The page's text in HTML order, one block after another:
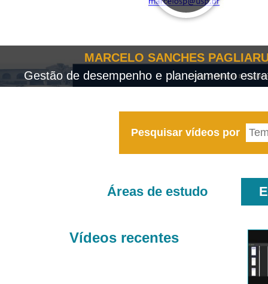
MARCELO SANCHES
Gestão de desempenho e planejamento
Pesquisar vídeos por
Áreas de estudo
Vídeos recentes